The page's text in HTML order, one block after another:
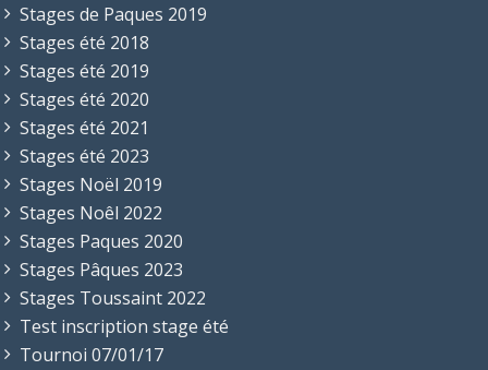
Stages de Paques 2019
Stages été 2018
Stages été 2019
Stages été 2020
Stages été 2021
Stages été 2023
Stages Noël 2019
Stages Noêl 2022
Stages Paques 2020
Stages Pâques 2023
Stages Toussaint 2022
Test inscription stage été
Tournoi 07/01/17